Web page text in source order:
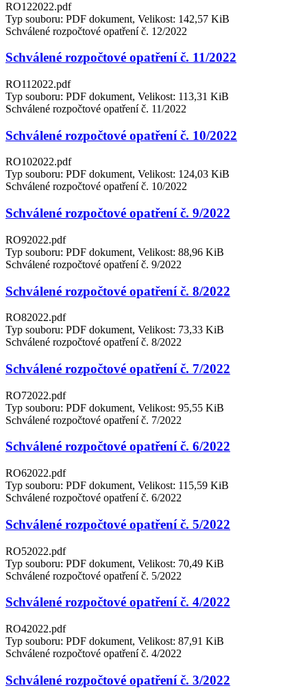
RO122022.pdf
Typ souboru: PDF dokument, Velikost: 142,57 KiB
Schválené rozpočtové opatření č. 12/2022
Schválené rozpočtové opatření č. 11/2022
RO112022.pdf
Typ souboru: PDF dokument, Velikost: 113,31 KiB
Schválené rozpočtové opatření č. 11/2022
Schválené rozpočtové opatření č. 10/2022
RO102022.pdf
Typ souboru: PDF dokument, Velikost: 124,03 KiB
Schválené rozpočtové opatření č. 10/2022
Schválené rozpočtové opatření č. 9/2022
RO92022.pdf
Typ souboru: PDF dokument, Velikost: 88,96 KiB
Schválené rozpočtové opatření č. 9/2022
Schválené rozpočtové opatření č. 8/2022
RO82022.pdf
Typ souboru: PDF dokument, Velikost: 73,33 KiB
Schválené rozpočtové opatření č. 8/2022
Schválené rozpočtové opatření č. 7/2022
RO72022.pdf
Typ souboru: PDF dokument, Velikost: 95,55 KiB
Schválené rozpočtové opatření č. 7/2022
Schválené rozpočtové opatření č. 6/2022
RO62022.pdf
Typ souboru: PDF dokument, Velikost: 115,59 KiB
Schválené rozpočtové opatření č. 6/2022
Schválené rozpočtové opatření č. 5/2022
RO52022.pdf
Typ souboru: PDF dokument, Velikost: 70,49 KiB
Schválené rozpočtové opatření č. 5/2022
Schválené rozpočtové opatření č. 4/2022
RO42022.pdf
Typ souboru: PDF dokument, Velikost: 87,91 KiB
Schválené rozpočtové opatření č. 4/2022
Schválené rozpočtové opatření č. 3/2022